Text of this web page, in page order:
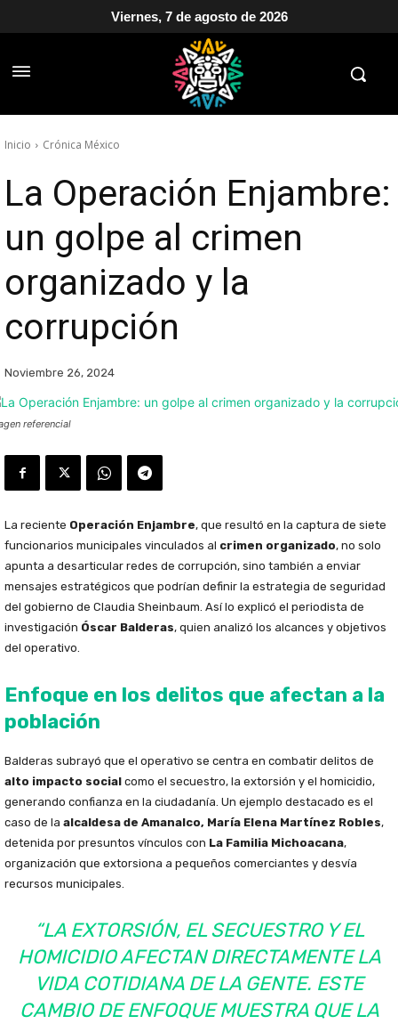
Viernes, 7 de agosto de 2026
Inicio Crónica México
La Operación Enjambre:
un golpe al crimen
organizado y la
corrupción
Noviembre 26, 2024
referencial
La reciente Operación Enjambre, que resultó en la captura de siete
funcionarios municipales vinculados al crimen organizado, no solo
apunta a desarticular redes de corrupción, sino también a enviar
mensajes estratégicos que podrían definir la estrategia de seguridad
del gobierno de Claudia Sheinbaum. Así lo explicó el periodista de
investigación Óscar Balderas, quien analizó los alcances y objetivos
del operativo.
Enfoque en los delitos que afectan a la
población
Balderas subrayó que el operativo se centra en combatir delitos de
alto impacto social como el secuestro, la extorsión y el homicidio,
generando confianza en la ciudadanía. Un ejemplo destacado es el
caso de la alcaldesa de Amanalco, María Elena Martínez Robles,
detenida por presuntos vínculos con La Familia Michoacana,
organización que extorsiona a pequeños comerciantes y desvía
recursos municipales.
“LA EXTORSIÓN, EL SECUESTRO Y EL
HOMICIDIO AFECTAN DIRECTAMENTE LA
VIDA COTIDIANA DE LA GENTE. ESTE
CAMBIO DE ENFOQUE MUESTRA QUE LA